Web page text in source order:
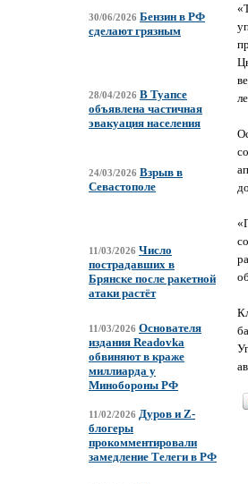
30/06/2026 Бензин в РФ
сделают грязным
28/04/2026 В Туапсе
объявлена частичная
эвакуация населения
24/03/2026 Взрыв в
Севастополе
11/03/2026 Число
пострадавших в
Брянске после ракетной
атаки растёт
11/03/2026 Основателя
издания Readovka
обвиняют в краже
миллиарда у
Минобороны РФ
11/02/2026 Дуров и Z-
блогеры
прокомментировали
замедление Телеги в РФ